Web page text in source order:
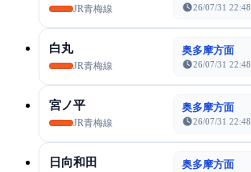
JR青梅線 26/07/31 22:48
白丸
JR青梅線
奥多摩方面
26/07/31 22:48
宮ノ平
JR青梅線
奥多摩方面
26/07/31 22:48
日向和田 奥多摩方面